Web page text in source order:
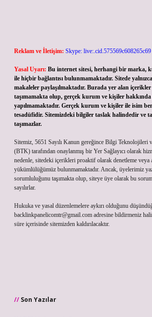
Reklam ve İletişim: Skype: live:.cid.575569c608265c69
Yasal Uyarı: Bu internet sitesi, herhangi bir marka,
ile hiçbir bağlantısı bulunmamaktadır. Sitede
makaleler paylaşılmaktadır. Burada yer alan
taşımamakta olup, gerçek kurum ve kişiler hakkında
yapılmamaktadır. Gerçek kurum ve kişiler ile isim
tesadüfidir. Sitemizdeki bilgiler taslak halindedir ve
taşımazlar.
Sitemiz, 5651 Sayılı Kanun gereğince Bilgi Teknolojileri
(BTK) tarafından onaylanmış bir Yer Sağlayıcı olarak
nedenle, sitedeki içerikleri proaktif olarak denetleme veya
yükümlülüğümüz bulunmamaktadır. Ancak, üyelerimiz
sorumluluğunu taşımakta olup, siteye üye olarak bu
sayılırlar.
Hukuka ve yasal düzenlemelere aykırı olduğunu
backlinkpanelicomtr@gmail.com adresine bildirmeniz
süre içerisinde sitemizden kaldırılacaktır.
Son Yazılar